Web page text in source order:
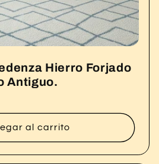
Hierro Forjado
Antiguo.
al carrito